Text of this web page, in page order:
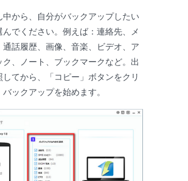
中から、自分がバックアップしたい
んでください。例えば：連絡先、メ
通話履歴、画像、音楽、ビデオ、ア
ク、ノート、ブックマークなど。出
してから、「コピー」ボタンをクリ
バックアップを始めます。